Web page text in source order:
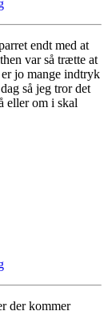
endt med at
var så trætte at
jo mange indtryk
så jeg tror det
eller om i skal
der kommer